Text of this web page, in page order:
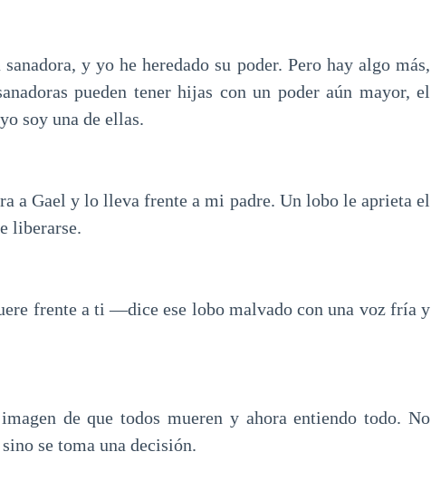
y yo he heredado su poder. Pero hay algo más,
pueden tener hijas con un poder aún mayor, el
soy una de ellas.
a Gael y lo lleva frente a mi padre. Un lobo le aprieta el
liberarse.
frente a ti —dice ese lobo malvado con una voz fría y
de que todos mueren y ahora entiendo todo. No
se toma una decisión.